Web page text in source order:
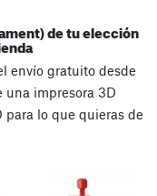
de tu elección
envío gratuito desde
una impresora 3D
para lo que quieras de